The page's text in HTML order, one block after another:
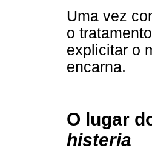
Uma vez
o
explicitar o
encarna.
O lugar
histeria